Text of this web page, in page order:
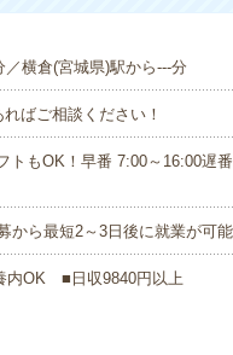
横倉(宮城県)駅から---分
ばご相談ください！
トもOK！早番 7:00～16:00遅
ら最短2～3日後に就業が可能
OK ■日収9840円以上